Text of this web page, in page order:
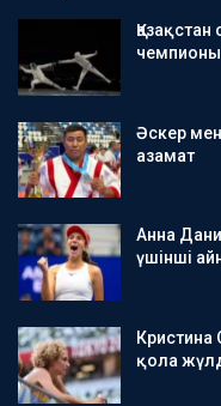
Әскер
азамат
Анна
үшінші
Кристина
қола